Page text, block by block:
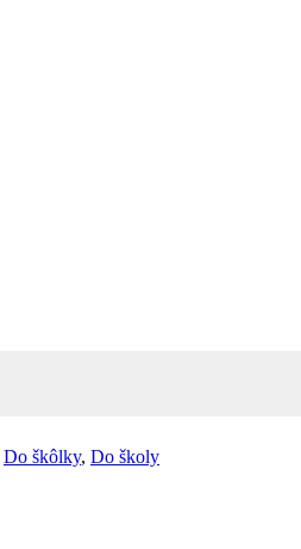
Do škôlky, Do školy